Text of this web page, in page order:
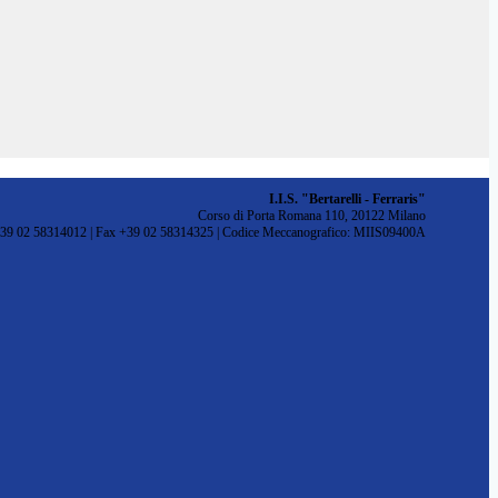
I.I.S. "Bertarelli - Ferraris"
Corso di Porta Romana 110, 20122 Milano
02 58314012 | Fax +39 02 58314325 | Codice Meccanografico: MIIS09400A